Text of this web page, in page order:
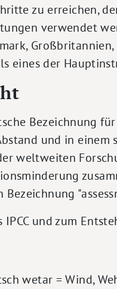
zu erreichen,
verwendet
eines der
Bezeichnung
und in einem
weltweiten
IPCC und zum
wetar = Wind,